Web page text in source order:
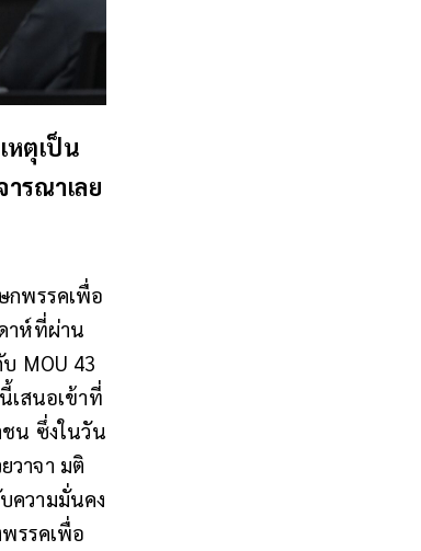
หตุเป็น
รณาเลย
พรรคเพื่อ
าห์ที่ผ่าน
MOU 43
เสนอเข้าที่
ชน ซึ่งในวัน
วาจา มติ
ความมั่นคง
รรคเพื่อ